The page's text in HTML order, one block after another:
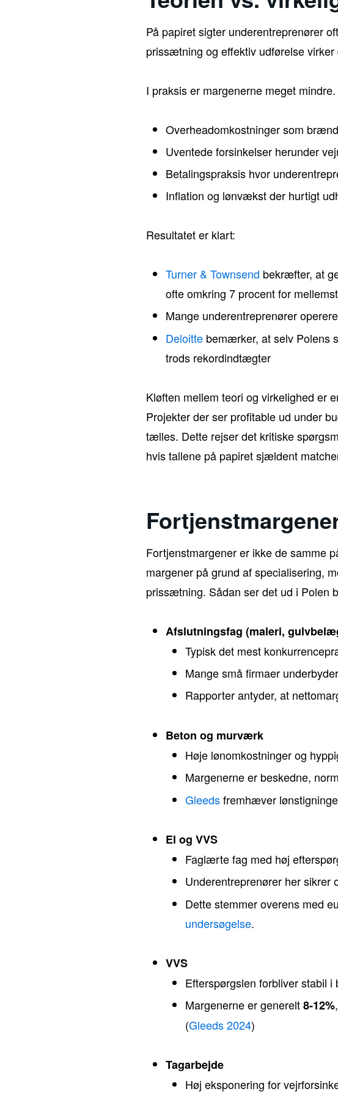
På papiret sigter underentreprenører
prissætning og effektiv udførelse virker
I praksis er margenerne meget
Overheadomkostninger som
Uventede forsinkelser herunder
Betalingspraksis hvor
Inflation og lønvækst der hurtigt
Resultatet er klart:
Turner & Townsend bekræfter, at
ofte omkring 7 procent for
Mange underentreprenører
Deloitte bemærker, at selv Polens
trods rekordindtægter
Kløften mellem teori og virkelighed er
Projekter der ser profitable ud under
tælles. Dette rejser det kritiske
hvis tallene på papiret sjældent
Fortjenstmargener er ikke de samme
margener på grund af specialisering,
prissætning. Sådan ser det ud i Polen
Afslutningsfag (maleri,
Typisk det mest
Mange små firmaer
Rapporter antyder, at
Beton og murværk
Høje lønomkostninger og
Margenerne er beskedne,
Gleedsfremhæver
El og VVS
Faglærte fag med høj
Underentreprenører her
Dette stemmer overens med
undersøgelse.
VVS
Efterspørgslen forbliver stabil
Margenerne er generelt8-12%
(Gleeds 2024)
Tagarbejde
Høj eksponering for